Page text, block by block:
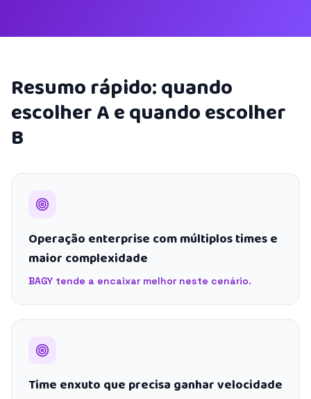
Resumo rápido: quando
escolher A e quando escolher
B
Operação enterprise com múltiplos times e
maior complexidade
BAGY tende a encaixar melhor neste cenário.
Time enxuto que precisa ganhar velocidade